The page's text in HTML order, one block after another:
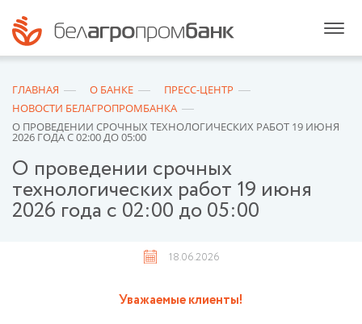
ГЛАВНАЯ О БАНКЕ
ПРЕСС-ЦЕНТР
НОВОСТИ БЕЛАГРОПРОМБАНКА
О ПРОВЕДЕНИИ СРОЧНЫХ ТЕХНОЛОГИЧЕСКИХ РАБОТ 19 ИЮНЯ
2026 ГОДА С 02:00 ДО 05:00
О проведении срочных
технологических работ 19 июня
2026 года с 02:00 до 05:00
18.06.2026
Уважаемые клиенты!